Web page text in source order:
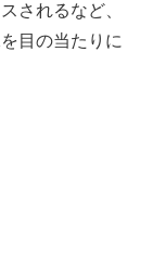
されるなど、
目の当たりに